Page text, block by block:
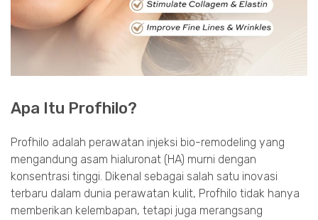
Apa Itu Profhilo?
Profhilo adalah perawatan injeksi bio-remodeling yang
mengandung asam hialuronat (HA) murni dengan
konsentrasi tinggi. Dikenal sebagai salah satu inovasi
terbaru dalam dunia perawatan kulit, Profhilo tidak hanya
memberikan kelembapan, tetapi juga merangsang